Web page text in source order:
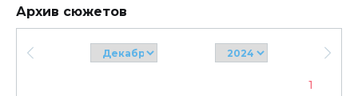
Архив сюжетов
1